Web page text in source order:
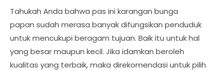
Tahukah Anda bahwa pas ini karangan bunga
papan sudah merasa banyak difungsikan penduduk
untuk mencukupi beragam tujuan. Baik itu untuk hal
yang besar maupun kecil. Jika idamkan beroleh
kualitas yang terbaik, maka direkomendasi untuk pilih